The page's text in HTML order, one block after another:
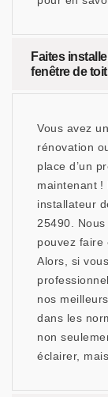
Faites
fenêtre de
Vous avez
rénovation
place d’un
maintenant !
installateur
25490.
pouvez faire
Alors, si
nos
dans les
non
éclairer,